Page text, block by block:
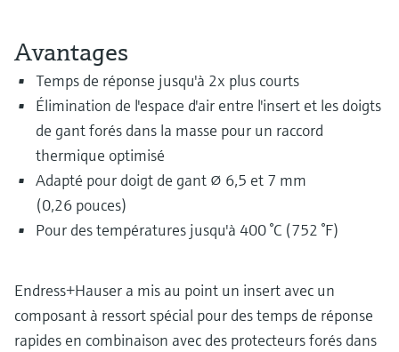
Avantages
Temps de réponse jusqu'à 2x plus courts
Élimination de l'espace d'air entre l'insert et les doigts
de gant forés dans la masse pour un raccord
thermique optimisé
Adapté pour doigt de gant ⌀ 6,5 et 7 mm
(0,26 pouces)
Pour des températures jusqu'à 400 °C (752 °F)
Endress+Hauser a mis au point un insert avec un
composant à ressort spécial pour des temps de réponse
rapides en combinaison avec des protecteurs forés dans